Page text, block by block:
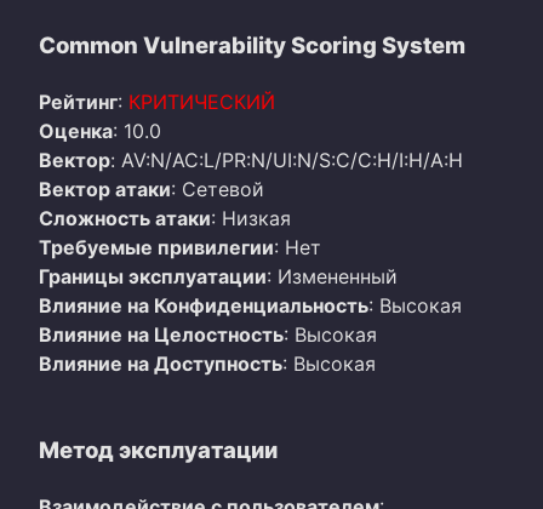
Common Vulnerability Scoring System
Рейтинг: КРИТИЧЕСКИЙ
Оценка: 10.0
Вектор: AV:N/AC:L/PR:N/UI:N/S:C/C:H/I:H/A:H
Вектор атаки: Сетевой
Сложность атаки: Низкая
Требуемые привилегии: Нет
Границы эксплуатации: Измененный
Влияние на Конфиденциальность: Высокая
Влияние на Целостность: Высокая
Влияние на Доступность: Высокая
Метод эксплуатации